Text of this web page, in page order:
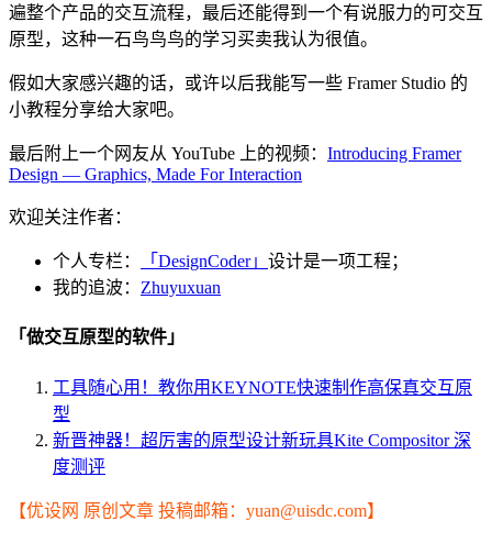
遍整个产品的交互流程，最后还能得到一个有说服力的可交互
原型，这种一石鸟鸟鸟的学习买卖我认为很值。
假如大家感兴趣的话，或许以后我能写一些 Framer Studio 的
小教程分享给大家吧。
最后附上一个网友从 YouTube 上的视频： Introducing Framer
Design — Graphics, Made For Interaction
欢迎关注作者：
个人专栏： 「DesignCoder」 设计是一项工程；
我的追波： Zhuyuxuan
「做交互原型的软件」
工具随心用！教你用KEYNOTE快速制作高保真交互原
型
新晋神器！超厉害的原型设计新玩具Kite Compositor 深
度测评
【优设网 原创文章 投稿邮箱：yuan@uisdc.com】